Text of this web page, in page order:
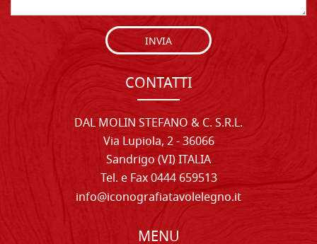
INVIA
CONTATTI
DAL MOLIN STEFANO & C. S.R.L.
Via Lupiola, 2 - 36066
Sandrigo (VI) ITALIA
Tel. e Fax 0444 659513
info@iconografiatavolelegno.it
MENU